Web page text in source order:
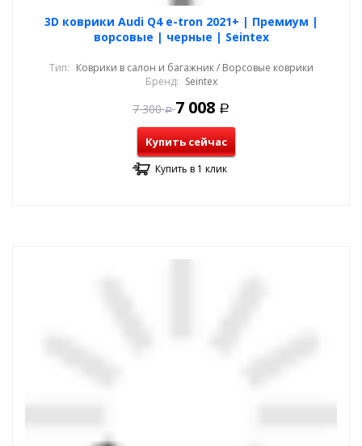
3D коврики Audi Q4 e-tron 2021+ | Премиум |
ворсовые | черные | Seintex
Тип: Коврики в салон и багажник / Ворсовые коврики
Бренд: Seintex
7 300 Р 7 008 Р
Купить сейчас
Купить в 1 клик